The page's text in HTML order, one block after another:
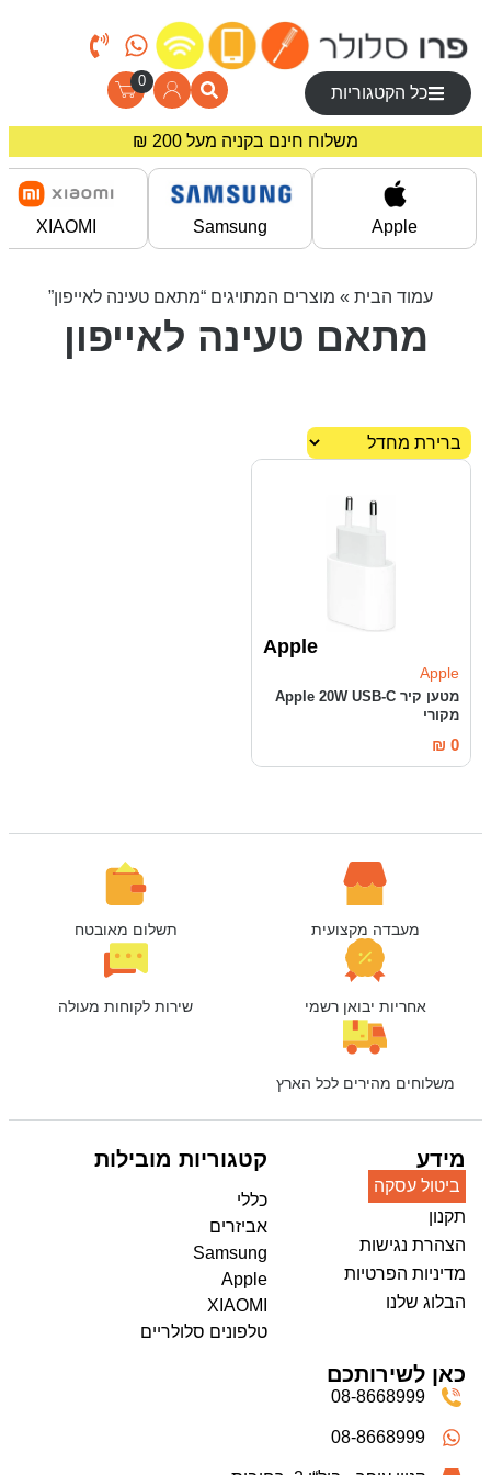
כל הקטגוריות
0
משלוח חינם בקניה מעל 200 ₪
מחירים מיוחדים לרוכשים באתר!
Apple
Samsung
XIAOMI
עמוד הבית » מוצרים המתויגים “מתאם טעינה לאייפון”
מתאם טעינה לאייפון
Apple
Apple
מטען קיר Apple 20W USB-C
מקורי
₪ 0
מעבדה מקצועית תשלום מאובטח
אחריות יבואן רשמי שירות לקוחות מעולה
משלוחים מהירים לכל הארץ
מידע
ביטול עסקה
תקנון
הצהרת נגישות
מדיניות הפרטיות
הבלוג שלנו
קטגוריות מובילות
כללי
אביזרים
Samsung
Apple
XIAOMI
טלפונים סלולריים
כאן לשירותכם
08-8668999
08-8668999